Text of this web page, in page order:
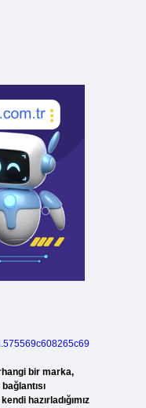
bir marka,
hazırladığımız